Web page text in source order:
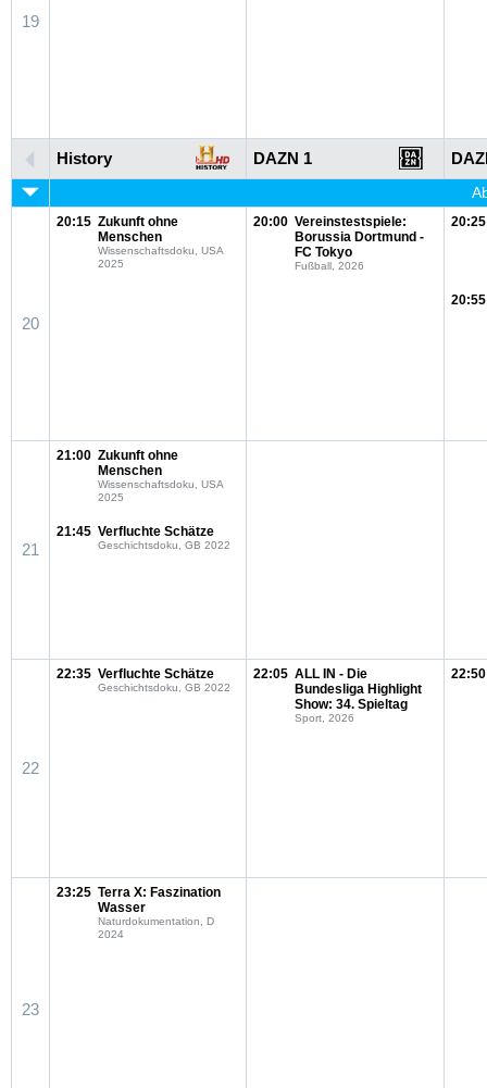
19
History DAZN 1
20
20:15 Zukunft ohne
Menschen
Wissenschaftsdoku, USA
2025
20:00 Vereinstestspiele:
Borussia Dortmund -
FC Tokyo
Fußball, 2026
20:25
20:55
21
21:00 Zukunft ohne
Menschen
Wissenschaftsdoku, USA
2025
21:45 Verfluchte Schätze
Geschichtsdoku, GB 2022
22
22:35 Verfluchte Schätze
Geschichtsdoku, GB 2022
22:05 ALL IN - Die
Bundesliga Highlight
Show: 34. Spieltag
Sport, 2026
22:50
23
23:25 Terra X: Faszination
Wasser
Naturdokumentation, D
2024